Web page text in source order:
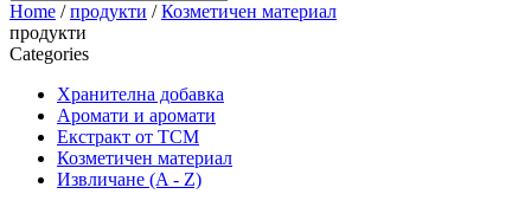
Home /продукти /Козметичен материал
продукти
Categories
Хранителна добавка
Аромати и аромати
Екстракт от TCM
Козметичен материал
Извличане (A - Z)